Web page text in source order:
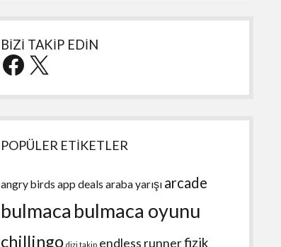
BİZİ TAKİP EDİN
Facebook
X
POPÜLER ETİKETLER
angry birds app deals araba yarışı arcade
bulmaca bulmaca oyunu
chillingo dizi takip endless runnerfizik